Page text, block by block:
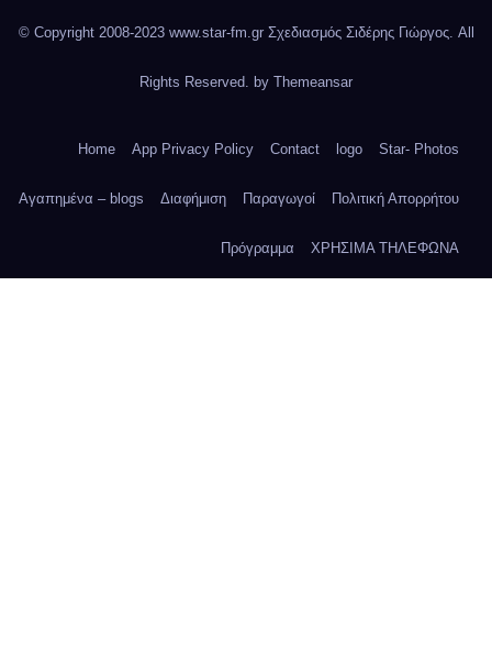
© Copyright 2008-2023 www.star-fm.gr Σχεδιασμός Σιδέρης Γιώργος. All
Rights Reserved. by Themeansar
Home App Privacy Policy Contact logo Star- Photos
Αγαπημένα – blogs Διαφήμιση Παραγωγοί Πολιτική Απορρήτου
Πρόγραμμα ΧΡΗΣΙΜΑ ΤΗΛΕΦΩΝΑ